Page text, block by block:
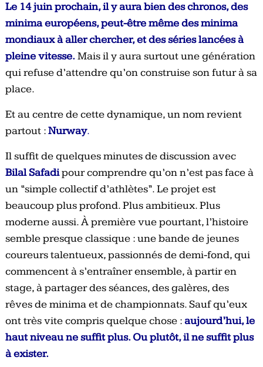
Le 14 juin prochain, il y aura bien des chronos, des
minima européens, peut-être même des minima
mondiaux à aller chercher, et des séries lancées à
pleine vitesse.Mais il y aura surtout une génération
qui refuse d’attendre qu’on construise son futur à sa
place.
Et au centre de cette dynamique, un nom revient
partout :Nurway.
Il suffit de quelques minutes de discussion avec
Bilal Safadipour comprendre qu’on n’est pas face à
un “simple collectif d’athlètes”. Le projet est
beaucoup plus profond. Plus ambitieux. Plus
moderne aussi. À première vue pourtant, l’histoire
semble presque classique : une bande de jeunes
coureurs talentueux, passionnés de demi-fond, qui
commencent à s’entraîner ensemble, à partir en
stage, à partager des séances, des galères, des
rêves de minima et de championnats. Sauf qu’eux
ont très vite compris quelque chose :aujourd’hui, le
haut niveau ne suffit plus. Ou plutôt, il ne suffit plus
à exister.